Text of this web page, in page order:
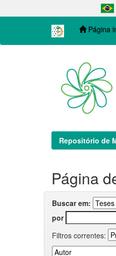
navigation
Página
Repositório de
Página
Buscar em:
por
Filtros correntes: